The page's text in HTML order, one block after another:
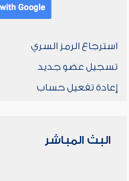
استرجاع الرمز السري
تسجيل عضو جديد
إعادة تفعيل حساب
البث المباشر